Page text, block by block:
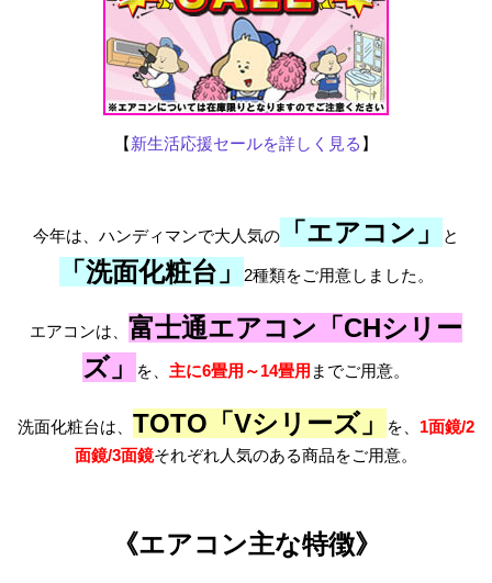
【新生活応援セールを詳しく見る 】
今年は、ハンディマンで大人気の 「エアコン」 と
「洗面化粧台」 2種類をご用意しました。
エアコンは、 富士通エアコン「CHシリー
ズ」
を、 主に6畳用～14畳用 までご用意。
洗面化粧台は、 TOTO「Vシリーズ」 を、 1面鏡/2
面鏡/3面鏡それぞれ人気のある商品をご用意。
《エアコン主な特徴》